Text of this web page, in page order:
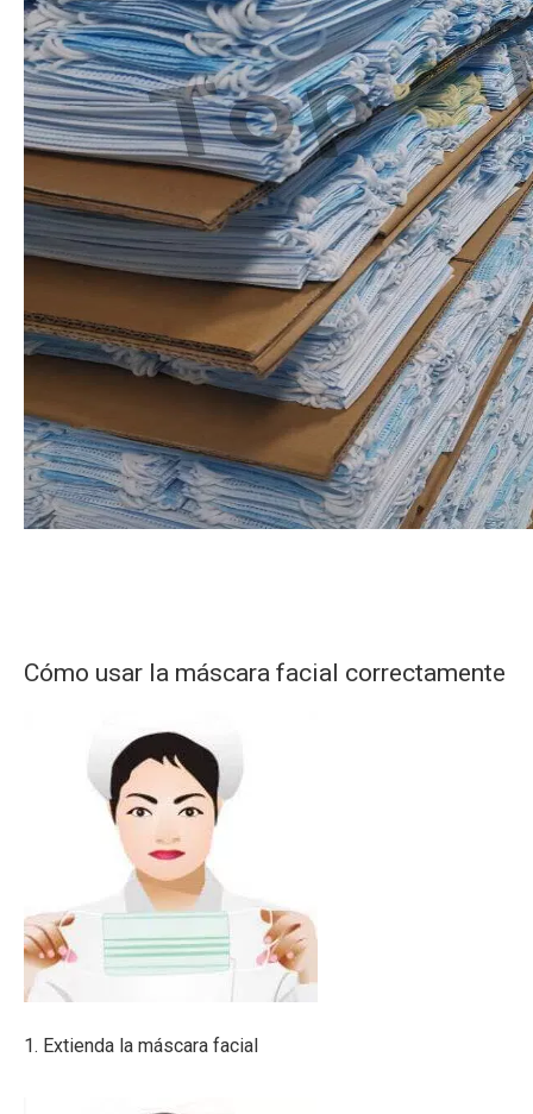
Cómo usar la máscara facial correctamente
1. Extienda la máscara facial